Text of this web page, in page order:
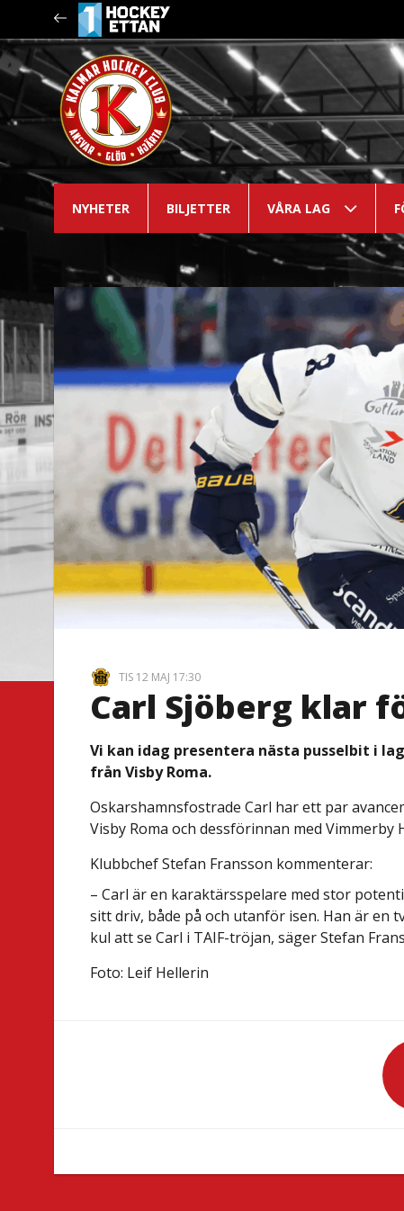
NYHETER BILJETTER VÅRA LAG
TIS 12 MAJ 17:30
Carl Sjöberg klar
Vi kan idag presentera nästa pusselbit i
från Visby Roma.
Oskarshamnsfostrade Carl har ett par
Visby Roma och dessförinnan med Vimmerby
Klubbchef Stefan Fransson kommenterar:
– Carl är en karaktärsspelare med stor
sitt driv, både på och utanför isen. Han är en
kul att se Carl i TAIF-tröjan, säger Stefan
Foto: Leif Hellerin